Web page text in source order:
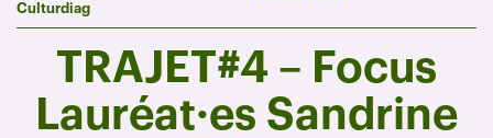
Culturdiag
TRAJET#4 – Focus
Lauréat·es Sandrine